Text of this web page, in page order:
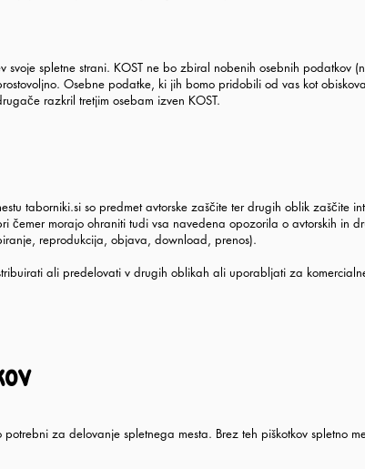
svoje spletne strani. KOST ne bo zbiral nobenih osebnih podatkov
Osebne podatke, ki jih bomo pridobili od vas kot
razkril tretjim osebam izven KOST.
taborniki.si so predmet avtorske zaščite ter drugih oblik zaščite
čemer morajo ohraniti tudi vsa navedena opozorila o avtorskih in
reprodukcija, objava, download, prenos).
ali predelovati v drugih oblikah ali uporabljati za
za delovanje spletnega mesta. Brez teh piškotkov spletno